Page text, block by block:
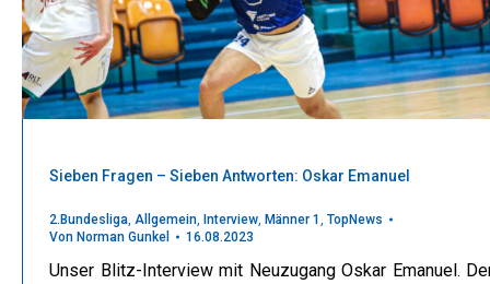
Sieben Fragen – Sieben Antworten: Oskar Emanuel
2.Bundesliga, Allgemein, Interview, Männer 1 , TopNews
Von Norman Gunkel 16.08.2023
Unser Blitz-Interview mit Neuzugang Oskar Emanuel.